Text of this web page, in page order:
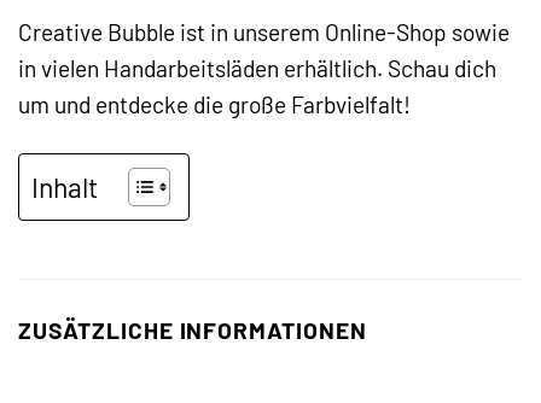
Creative Bubble ist in unserem Online-Shop sowie
in vielen Handarbeitsläden erhältlich. Schau dich
um und entdecke die große Farbvielfalt!
Inhalt
ZUSÄTZLICHE INFORMATIONEN